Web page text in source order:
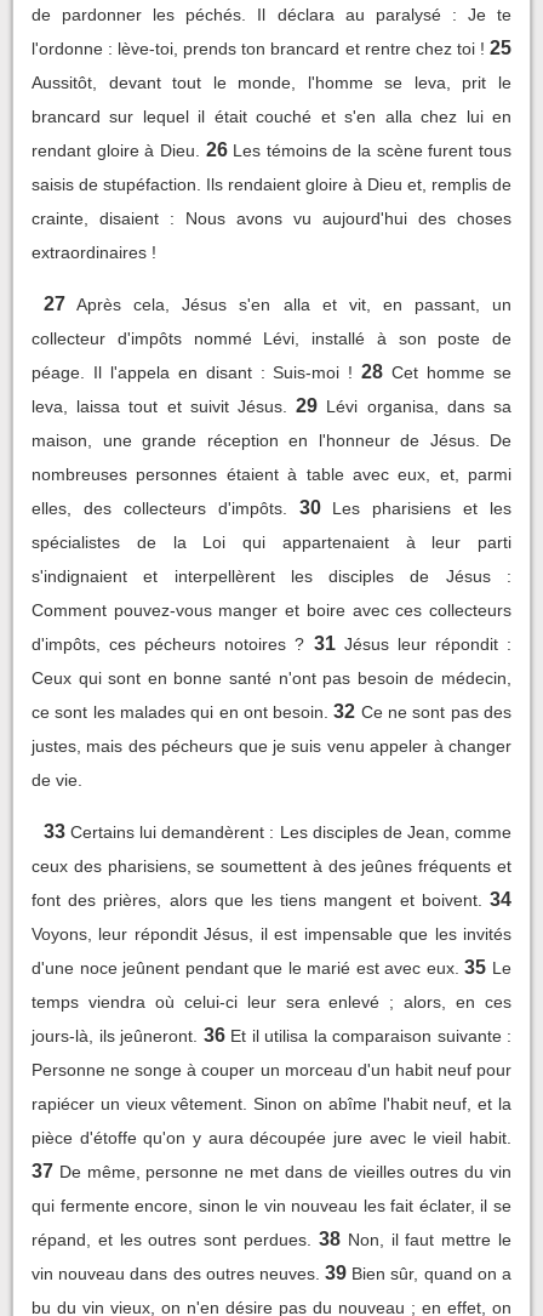
de pardonner les péchés. Il déclara au paralysé : Je te
l'ordonne : lève-toi, prends ton brancard et rentre chez toi ! 25
Aussitôt, devant tout le monde, l'homme se leva, prit le
brancard sur lequel il était couché et s'en alla chez lui en
rendant gloire à Dieu.
26 Les témoins de la scène furent tous
saisis de stupéfaction. Ils rendaient gloire à Dieu et, remplis de
crainte, disaient : Nous avons vu aujourd'hui des choses
extraordinaires !
27 Après cela, Jésus s'en alla et vit, en passant, un
collecteur d'impôts nommé Lévi, installé à son poste de
péage. Il l'appela en disant : Suis-moi ! 28 Cet homme se
leva, laissa tout et suivit Jésus.
29 Lévi organisa, dans sa
maison, une grande réception en l'honneur de Jésus. De
nombreuses personnes étaient à table avec eux, et, parmi
elles, des collecteurs d'impôts.
30
Les pharisiens et les
spécialistes de la Loi qui appartenaient à leur parti
s'indignaient et interpellèrent les disciples de Jésus :
Comment pouvez-vous manger et boire avec ces collecteurs
d'impôts, ces pécheurs notoires ? 31 Jésus leur répondit :
Ceux qui sont en bonne santé n'ont pas besoin de médecin,
ce sont les malades qui en ont besoin. 32 Ce ne sont pas des
justes, mais des pécheurs que je suis venu appeler à changer
de vie.
33 Certains lui demandèrent : Les disciples de Jean, comme
ceux des pharisiens, se soumettent à des jeûnes fréquents et
font des prières, alors que les tiens mangent et boivent.
34
Voyons, leur répondit Jésus, il est impensable que les invités
d'une noce jeûnent pendant que le marié est avec eux. 35 Le
temps viendra où celui-ci leur sera enlevé ; alors, en ces
jours-là, ils jeûneront. 36 Et il utilisa la comparaison suivante :
Personne ne songe à couper un morceau d'un habit neuf pour
rapiécer un vieux vêtement. Sinon on abîme l'habit neuf, et la
pièce d'étoffe qu'on y aura découpée jure avec le vieil habit.
37 De même, personne ne met dans de vieilles outres du vin
qui fermente encore, sinon le vin nouveau les fait éclater, il se
répand, et les outres sont perdues.
38 Non, il faut mettre le
vin nouveau dans des outres neuves. 39 Bien sûr, quand on a
bu du vin vieux, on n'en désire pas du nouveau ; en effet, on